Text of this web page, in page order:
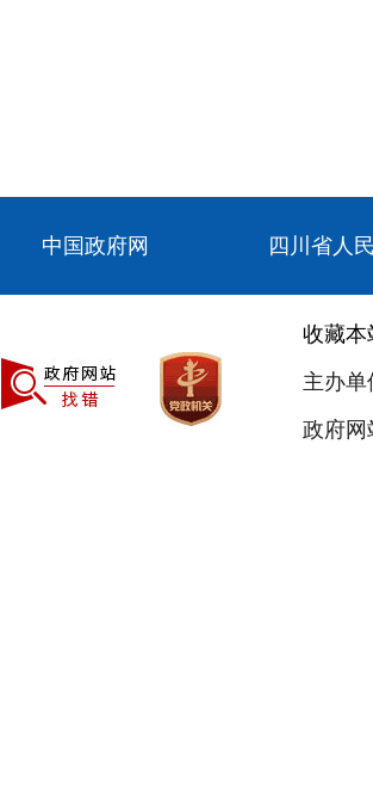
中国政府网 四川省人
收藏本
主办
政府网